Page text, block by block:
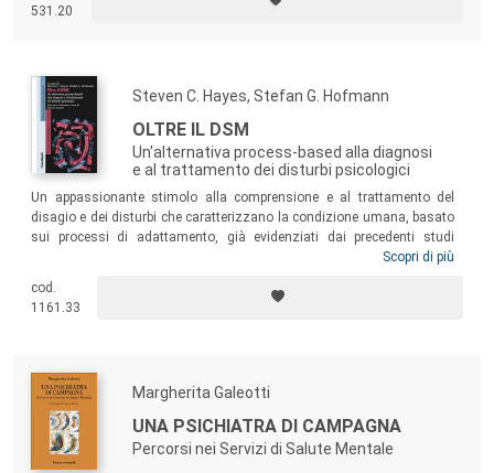
531.20
Steven C. Hayes, Stefan G. Hofmann
OLTRE IL DSM
Un'alternativa process-based alla diagnosi
e al trattamento dei disturbi psicologici
Un appassionante stimolo alla comprensione e al trattamento del
disagio e dei disturbi che caratterizzano la condizione umana, basato
sui processi di adattamento, già evidenziati dai precedenti studi
dell’RFT e dell’ACT. Il volume propone una serie di questioni decisive
caso di malattie di pertinenza medica è sempre richiesto al paziente
l’adattamento più funzionale non solo per la mera sopravvivenza, ma
Scopri di più
cod.
1161.33
Margherita Galeotti
UNA PSICHIATRA DI CAMPAGNA
Percorsi nei Servizi di Salute Mentale